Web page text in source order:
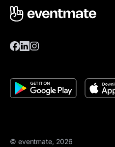
© eventmate, 2026